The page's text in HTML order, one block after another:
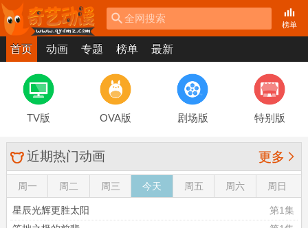
全网搜索
榜单
首页 动画 专题 榜单 最新
TV版 OVA版 剧场版 特别版
 近期热门动画 更多
周一 周二 周三 今天 周五 周六 周日
星辰光辉更胜太阳
第1集